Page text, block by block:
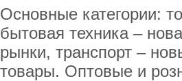
Основные категории:
бытовая техника –
рынки, транспорт –
товары. Оптовые и